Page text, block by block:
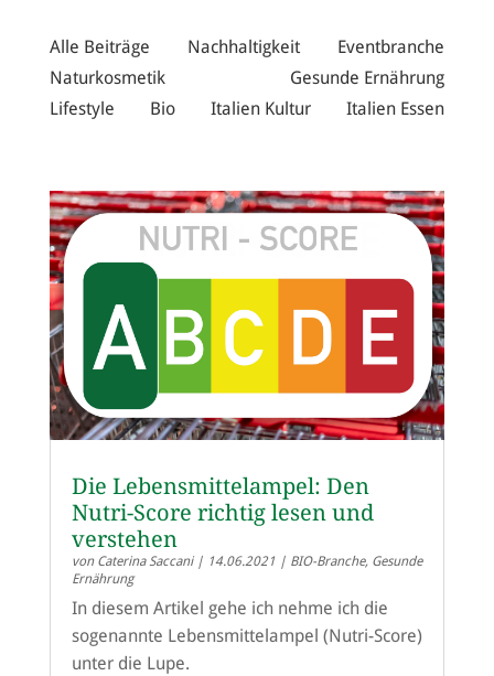
Alle Beiträge Nachhaltigkeit
Eventbranche
Naturkosmetik
Gesunde Ernährung
Lifestyle
Bio Italien Kultur Italien Essen
Die Lebensmittelampel: Den
Nutri-Score richtig lesen und
verstehen
von Caterina Saccani| 14.06.2021 | BIO-Branche, Gesunde
Ernährung
In diesem Artikel gehe ich nehme ich die
sogenannte Lebensmittelampel (Nutri-Score)
unter die Lupe.